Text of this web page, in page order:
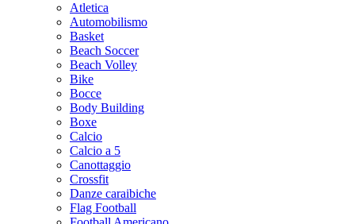
Atletica
Automobilismo
Basket
Beach Soccer
Beach Volley
Bike
Bocce
Body Building
Boxe
Calcio
Calcio a 5
Canottaggio
Crossfit
Danze caraibiche
Flag Football